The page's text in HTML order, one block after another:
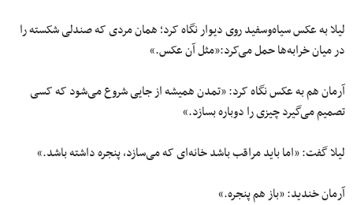
لیلا به عکس سیاه‌وسفید روی دیوار نگاه کرد؛ همان مردی که صندلی شکسته را
در میان خرابه‌ها حمل می‌کرد:«مثل آن عکس.»
آرمان هم به عکس نگاه کرد: «تمدن همیشه از جایی شروع می‌شود که کسی
تصمیم می‌گیرد چیزی را دوباره بسازد.»
لیلا گفت: «اما باید مراقب باشد خانه‌ای که می‌سازد، پنجره داشته باشد.»
آرمان خندید: «باز هم پنجره.»